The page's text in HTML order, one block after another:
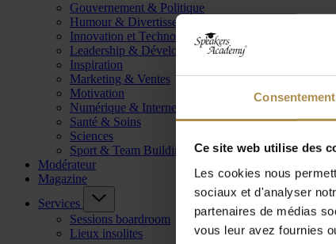
Consentement
Ce site web utilise des
Les cookies nous
sociaux et d'analyser
partenaires de médias
vous leur avez fournies
Gouvernement & Politique
Humour & Divertissement
Innovation et Technologie
Leadership & Développement
Inspiration
Marketing & Ventes
Motivation
Numérique & Internet
Santé & Soins
Sciences
Sport & Team Building
Modérateur
Magazine
Services
Sessions boardroom
Lieux insolites